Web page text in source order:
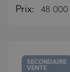
Prix: 48 000
SECONDAIRE
VENTE